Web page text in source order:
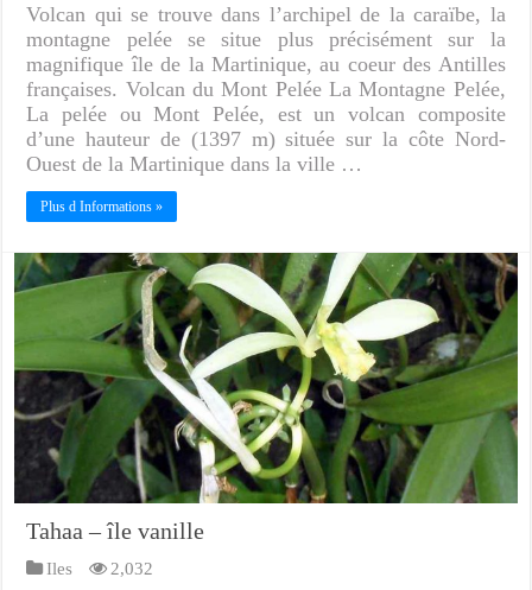
Volcan qui se trouve dans l’archipel de la caraïbe, la
montagne pelée se situe plus précisément sur la
magnifique île de la Martinique, au coeur des Antilles
françaises. Volcan du Mont Pelée La Montagne Pelée,
La pelée ou Mont Pelée, est un volcan composite
d’une hauteur de (1397 m) située sur la côte Nord-
Ouest de la Martinique dans la ville …
Plus d Informations »
Tahaa – île vanille
Iles 2,032